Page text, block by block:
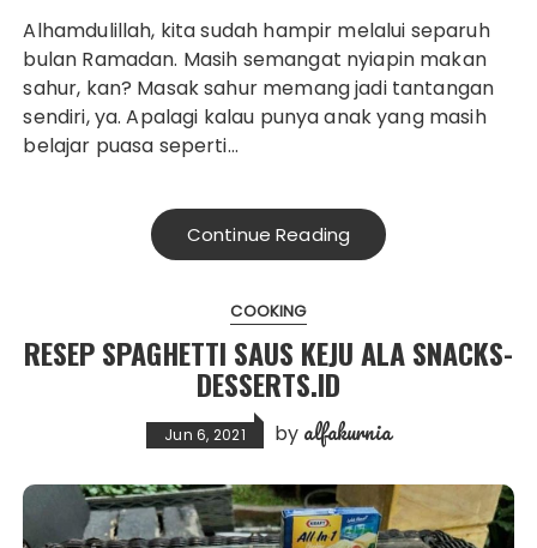
Alhamdulillah, kita sudah hampir melalui separuh
bulan Ramadan. Masih semangat nyiapin makan
sahur, kan? Masak sahur memang jadi tantangan
sendiri, ya. Apalagi kalau punya anak yang masih
belajar puasa seperti…
Continue Reading
COOKING
RESEP SPAGHETTI SAUS KEJU ALA SNACKS-
DESSERTS.ID
Jun 6, 2021 by alfakurnia